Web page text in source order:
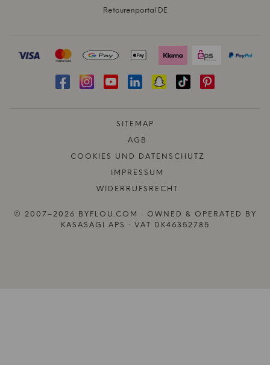
Retourenportal DE
SITEMAP
AGB
COOKIES UND DATENSCHUTZ
IMPRESSUM
WIDERRUFSRECHT
© 2007–2026 BYFLOU.COM · OWNED & OPERATED BY
KASASAGI APS · VAT DK46352785